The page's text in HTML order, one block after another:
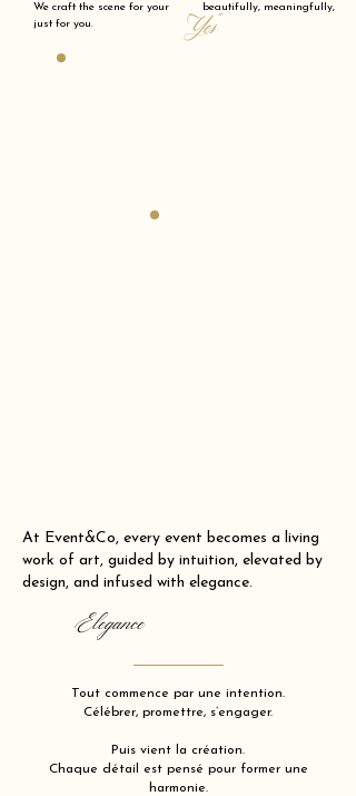
We craft the scene for your beautifully, meaningfully,
just for you.
"Yes"
At Event&Co, every event becomes a living
work of art, guided by intuition, elevated by
design, and infused with elegance.
Elegance
Tout commence par une intention.
Célébrer, promettre, s’engager.
Puis vient la création.
Chaque détail est pensé pour former une
harmonie.